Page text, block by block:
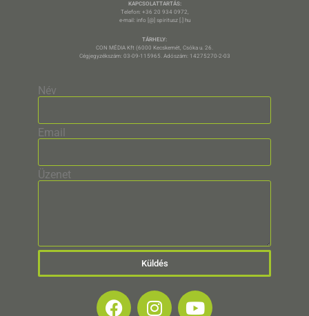
KAPCSOLATTARTÁS:
Telefon: +36 20 934 0972,
e-mail: info [@] spiritusz [.] hu
TÁRHELY:
CON MÉDIA Kft (6000 Kecskemét, Csóka u. 26.
Cégjegyzékszám: 03-09-115965. Adószám: 14275270-2-03
Név
Email
Üzenet
Küldés